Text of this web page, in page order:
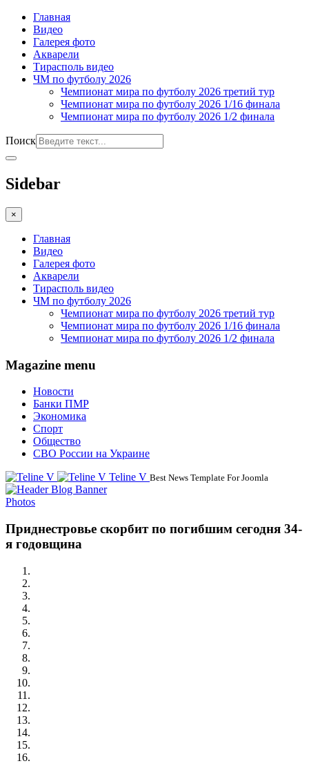
Главная
Видео
Галерея фото
Акварели
Тирасполь видео
ЧМ по футболу 2026
Чемпионат мира по футболу 2026 третий тур
Чемпионат мира по футболу 2026 1/16 финала
Чемпионат мира по футболу 2026 1/2 финала
Поиск
Sidebar
×
Главная
Видео
Галерея фото
Акварели
Тирасполь видео
ЧМ по футболу 2026
Чемпионат мира по футболу 2026 третий тур
Чемпионат мира по футболу 2026 1/16 финала
Чемпионат мира по футболу 2026 1/2 финала
Magazine menu
Новости
Банки ПМР
Экономика
Спорт
Общество
СВО России на Украине
Teline V Best News Template For Joomla
Photos
Приднестровье скорбит по погибшим сегодня 34-
я годовщина